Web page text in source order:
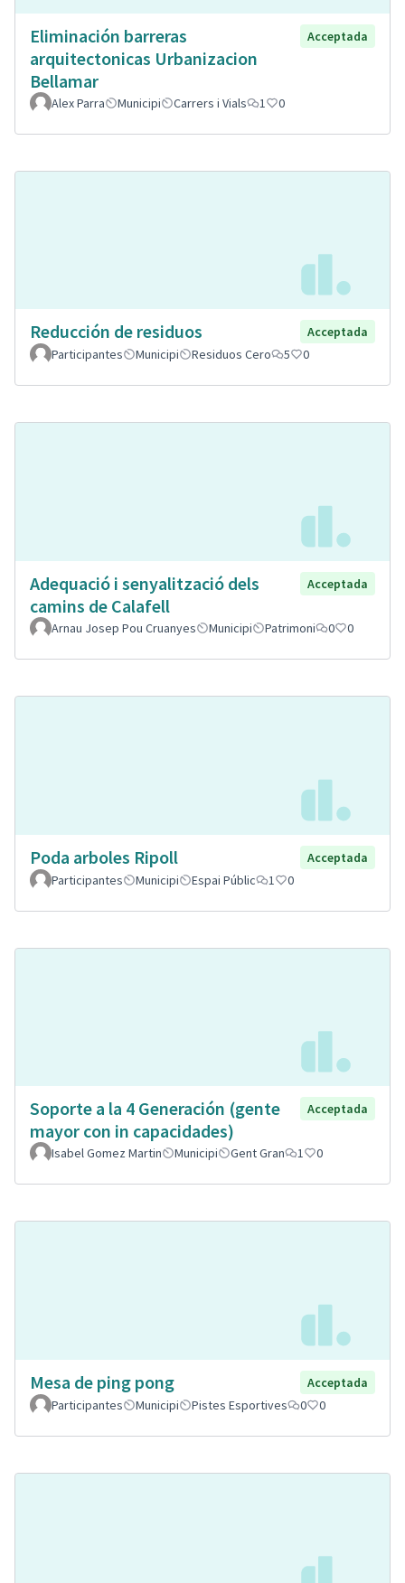
Eliminación barreras
arquitectonicas Urbanizacion
Bellamar
Acceptada
Alex Parra Municipi Carrers i Vials 1 0
Reducción de residuos
Acceptada
Participantes
Municipi Residuos Cero 5 0
Adequació i senyalització dels
camins de Calafell
Acceptada
Arnau Josep Pou Cruanyes Municipi Patrimoni 0 0
Poda arboles Ripoll
Acceptada
Participantes
Municipi Espai Públic 1 0
Soporte a la 4 Generación (gente
mayor con in capacidades)
Acceptada
Isabel Gomez Martin Municipi Gent Gran 1 0
Mesa de ping pong
Acceptada
Participantes
Municipi Pistes Esportives 0 0